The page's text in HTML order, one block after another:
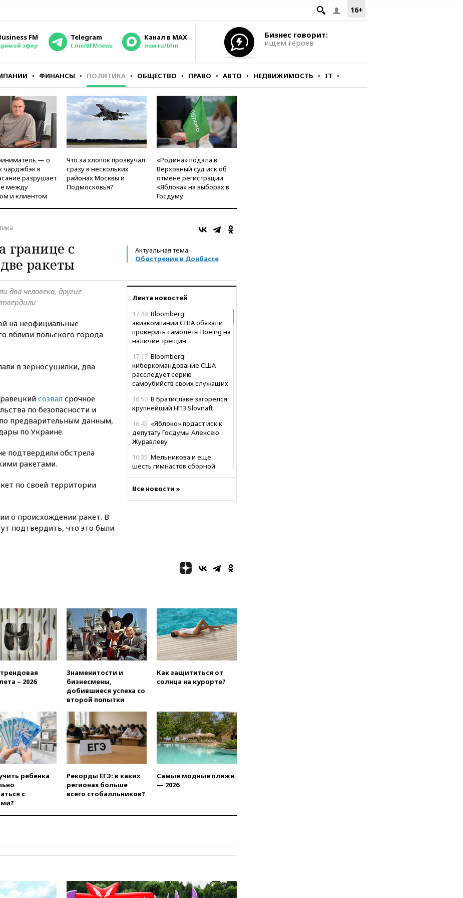
16+
FM
эфир
Telegram
t.me/BFMnews
Канал в MAX
max.ru/bfm
Бизнес говорит:
ищем героев
ФИНАНСЫ ПОЛИТИКА ОБЩЕСТВО ПРАВО АВТО НЕДВИЖИМОСТЬ IT
— о
чарджбэк в
разрушает
между
и клиентом
Что за хлопок прозвучал
сразу в нескольких
районах Москвы и
Подмосковья?
«Родина» подала в
Верховный суд иск об
отмене регистрации
«Яблока» на выборах в
Госдуму
Актуальная тема:
Обострение в Донбассе
границе с
ракеты
Лента новостей
17:48 Bloomberg:
авиакомпании США обязали
проверить самолеты Boeing на
наличие трещин
17:17 Bloomberg:
киберкомандование США
расследует серию
самоубийств своих служащих
16:50 В Братиславе загорелся
крупнейший НПЗ Slovnaft
16:45 «Яблоко» подаст иск к
депутату Госдумы Алексею
Журавлеву
16:35 Мельникова и еще
шесть гимнастов сборной
16:16Движение по
шести до 12 лет колонии
Верховный суд 10
15:35
Четыре человека
пострадали при пожаре на
складе с красками в Брянске
15:15
«Аэрофлот» с 1 октября
возобновит ежедневные
рейсы в Абу-Даби
Турция, Саудовская
Аравия и Пакистан
объединились в военный
Экс-издатель Popcorn
Books получил условный срок
по делу о пропаганде ЛГБТ
Минпромторг не
намерен сокращать перечень
импорта
14:14
105 пляжах в Анапе
кандидатов в Совфед
партнерских хабов
13:53Сенаторы Аргентины
Все новости »
два человека, другие
на неофициальные
вблизи польского города
в зерносушилки, два
созвал срочное
по безопасности и
предварительным данным,
по Украине.
подтвердили обстрела
ракетами.
по своей территории
о происхождении ракет. В
подтвердить, что это были
– 2026
Знаменитости и
бизнесмены,
добившиеся успеха со
второй попытки
Как защититься от
солнца на курорте?
ребенка
с
Рекорды ЕГЭ: в каких
регионах больше
всего стобалльников?
Самые модные пляжи
— 2026